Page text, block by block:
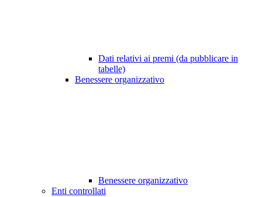
Dati relativi ai premi (da pubblicare in
tabelle)
Benessere organizzativo
Benessere organizzativo
Enti controllati